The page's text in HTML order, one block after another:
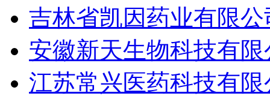
吉林省凯因药业有限公
安徽新天生物科技有限
江苏常兴医药科技有限